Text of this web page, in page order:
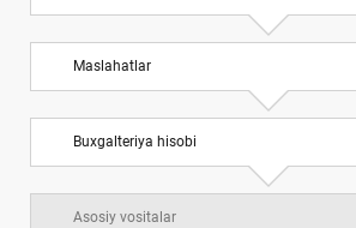
Maslahatlar
Buхgalteriya hisobi
Asosiy vositalar